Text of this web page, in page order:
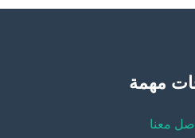
مهمة
معنا